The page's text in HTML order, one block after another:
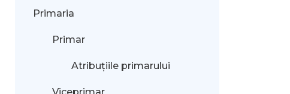
Primaria
Primar
Atribuțiile primarului